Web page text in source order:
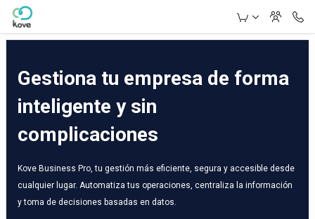
Skip to Main Content
Gestiona tu empresa de forma
inteligente y sin
complicaciones
Kove Business Pro, tu gestión más eficiente, segura y accesible desde
cualquier lugar. Automatiza tus operaciones, centraliza la información
y toma de decisiones basadas en datos.